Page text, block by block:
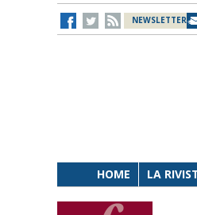
NEWSLETTER
HOME LA